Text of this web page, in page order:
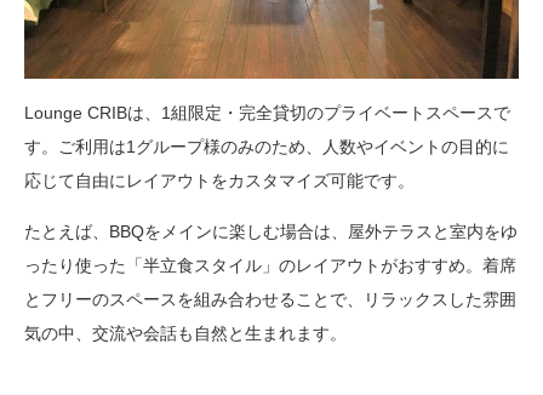
Lounge CRIBは、1組限定・完全貸切のプライベートスペースで
す。ご利用は1グループ様のみのため、人数やイベントの目的に
応じて自由にレイアウトをカスタマイズ可能です。
たとえば、BBQをメインに楽しむ場合は、屋外テラスと室内をゆ
ったり使った「半立食スタイル」のレイアウトがおすすめ。着席
とフリーのスペースを組み合わせることで、リラックスした雰囲
気の中、交流や会話も自然と生まれます。